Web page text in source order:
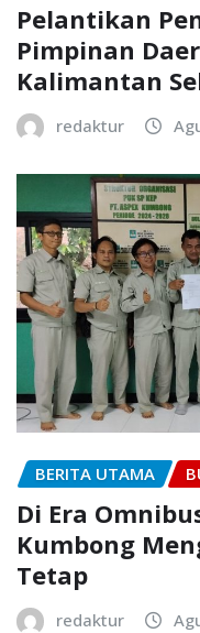
Pelantikan
Pimpinan
Kalimantan
redaktur
BERITA UTAMA
Di Era
Kumbong
Tetap
redaktur